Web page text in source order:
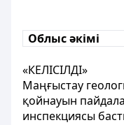
Облыс әкімі
«КЕЛІСІЛДІ»
Маңғыстау
қойнауын
инспекциясы